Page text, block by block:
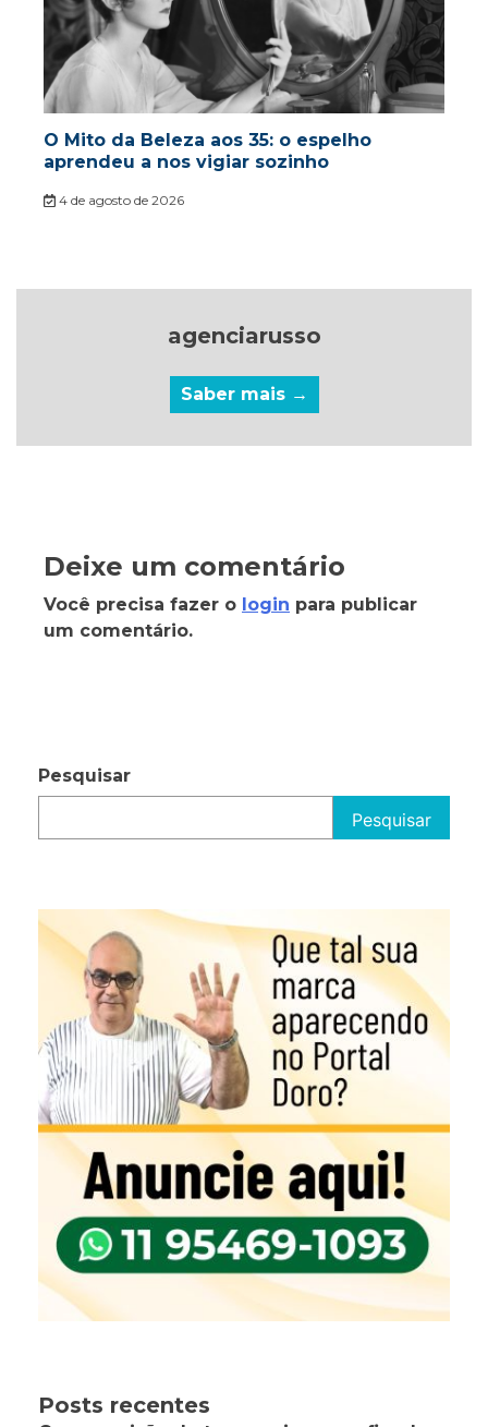
O Mito da Beleza aos 35: o espelho
aprendeu a nos vigiar sozinho
4 de agosto de 2026
agenciarusso
Saber mais →
Deixe um comentário
Você precisa fazer o login para publicar
um comentário.
Pesquisar
Pesquisar
Posts recentes